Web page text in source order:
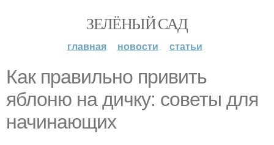
ЗЕЛЁНЫЙ САД
главная новости статьи
Как правильно привить
яблоню на дичку: советы для
начинающих